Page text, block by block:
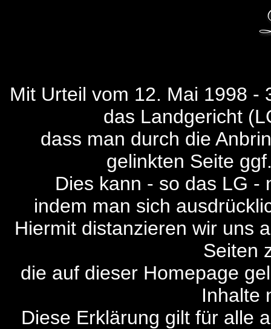
Mit Urteil vom 12. Mai 1998 -
das Landgericht
dass man durch die
gelinkten Seite
Dies kann - so das LG -
indem man sich
Hiermit distanzieren wir uns
Seiten
die auf dieser Homepage
Inhalte
Diese Erklärung gilt für alle